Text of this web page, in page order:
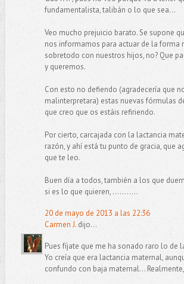
fundamentalista, talibán o lo que sea...
Veo mucho prejuicio barato. Se supone
nos informamos para actuar de la forma
sobretodo con nuestros hijos, no? Que
y queremos.
Con esto no defiendo (agradecería que
malinterpretara) estas nuevas fórmulas
que creo que os estáis refiriendo.
Por cierto, carcajada con la lactancia
razón, y ahí está tu punto de gracia, que
que te leo.
Buen día a todos, también a los que
si es lo que quieren, ...........
20 de mayo de 2013 a las 22:36
Carmen J.dijo...
Pues fíjate que me ha sonado raro lo de
Yo creía que era lactancia maternal,
confundo con baja maternal...